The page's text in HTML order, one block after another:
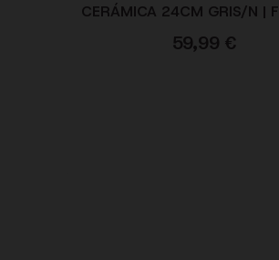
CERÁMICA 24CM GRIS/N |
59,99 €